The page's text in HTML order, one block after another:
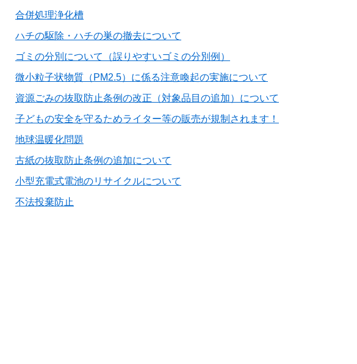
合併処理浄化槽
ハチの駆除・ハチの巣の撤去について
ゴミの分別について（誤りやすいゴミの分別例）
微小粒子状物質（PM2.5）に係る注意喚起の実施について
資源ごみの抜取防止条例の改正（対象品目の追加）について
子どもの安全を守るためライター等の販売が規制されます！
地球温暖化問題
古紙の抜取防止条例の追加について
小型充電式電池のリサイクルについて
不法投棄防止